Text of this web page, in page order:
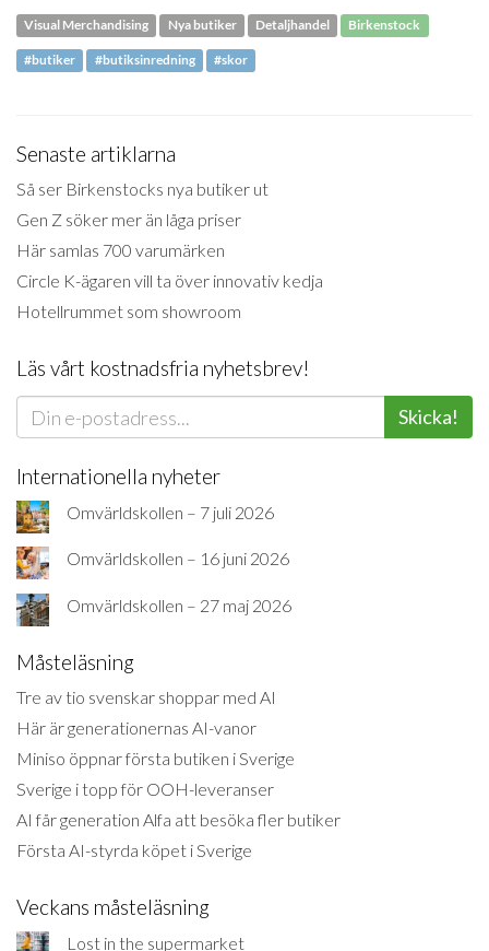
Visual Merchandising Nya butiker Detaljhandel Birkenstock
#butiker #butiksinredning #skor
Senaste artiklarna
Så ser Birkenstocks nya butiker ut
Gen Z söker mer än låga priser
Här samlas 700 varumärken
Circle K-ägaren vill ta över innovativ kedja
Hotellrummet som showroom
Läs vårt kostnadsfria nyhetsbrev!
Skicka!
Internationella nyheter
Omvärldskollen – 7 juli 2026
Omvärldskollen – 16 juni 2026
Omvärldskollen – 27 maj 2026
Måsteläsning
Tre av tio svenskar shoppar med AI
Här är generationernas AI-vanor
Miniso öppnar första butiken i Sverige
Sverige i topp för OOH-leveranser
AI får generation Alfa att besöka fler butiker
Första AI-styrda köpet i Sverige
Veckans måsteläsning
Lost in the supermarket